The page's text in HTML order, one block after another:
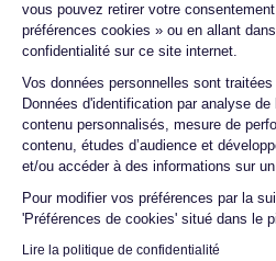
vous pouvez retirer votre
préférences cookies » ou en allant
confidentialité sur ce site internet.
Vos données personnelles sont
Données d'identification par analyse de
contenu personnalisés, mesure de
contenu, études d’audience et
et/ou accéder à des informations sur
Pour modifier vos préférences par la
'Préférences de cookies' situé dans le
Lire la politique de confidentialité
Axeptio
Jean-yves J.
26/07/26